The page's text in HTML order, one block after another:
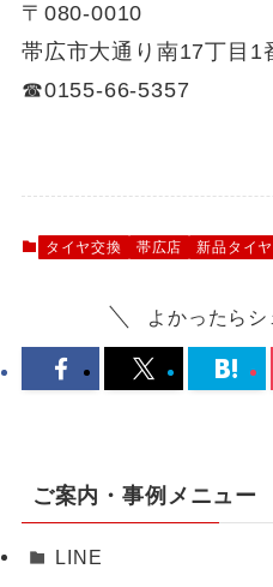
〒080-0010
帯広市大通り南17丁目1
☎0155-66-5357
タイヤ交換 帯広店 新品タイ
よかったらシ
ご案内・事例メニュー
LINE